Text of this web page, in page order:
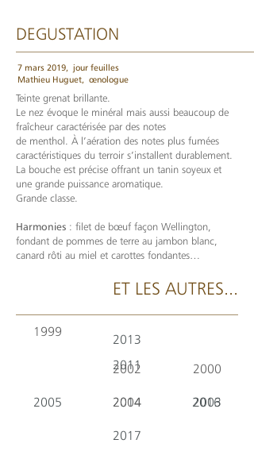
DEGUSTATION
7 mars 2019, jour feuilles
Mathieu Huguet, œnologue
Teinte grenat brillante.
Le nez évoque le minéral mais aussi beaucoup de
fraîcheur caractérisée par des notes
de menthol. À l’aération des notes plus fumées
caractéristiques du terroir s’installent durablement.
La bouche est précise offrant un tanin soyeux et
une grande puissance aromatique.
Grande classe.
Harmonies : filet de bœuf façon Wellington,
fondant de pommes de terre au jambon blanc,
canard rôti au miel et carottes fondantes…
ET LES AUTRES...
1999
2011 2000
2013
2002
2014 2003
2004 2016
2005
2017